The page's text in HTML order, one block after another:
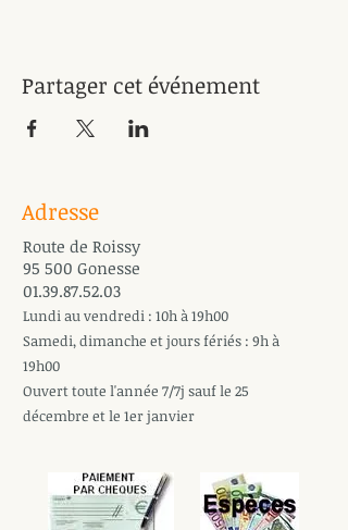
Partager cet événement
Adresse
Route de Roissy
95 500 Gonesse
01.39.87.52.03
Lundi au vendredi : 10h à 19h00
Samedi, dimanche et jours fériés : 9h à
19h00
Ouvert toute l'année 7/7j sauf le 25
décembre et le 1er janvier